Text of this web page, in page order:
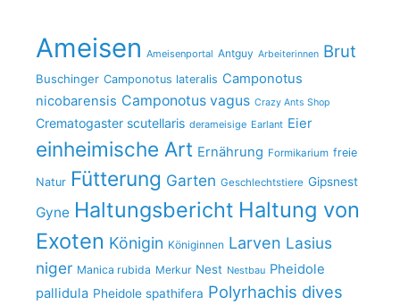
Ameisen Ameisenportal Antguy Arbeiterinnen Brut
Buschinger Camponotus lateralis Camponotus
nicobarensis Camponotus vagus Crazy Ants Shop
Crematogaster scutellaris derameisige Earlant Eier
einheimische Art Ernährung Formikarium freie
Natur Fütterung Garten Geschlechtstiere Gipsnest
Gyne Haltungsbericht Haltung von
Exoten Königin Königinnen Larven Lasius
niger Manica rubida Merkur Nest Nestbau Pheidole
pallidula Pheidole spathifera Polyrhachis dives